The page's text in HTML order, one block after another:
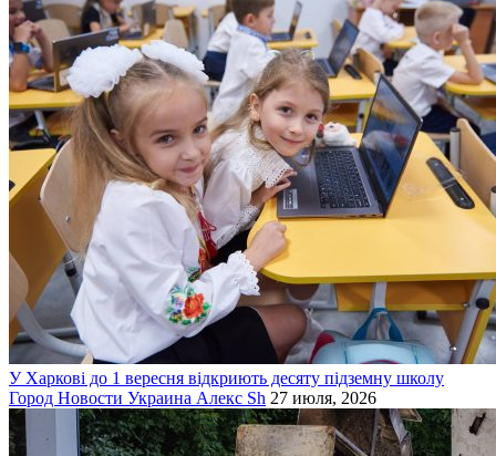
У Харкові до 1 вересня відкриють десяту підземну школу
Город Новости Украина Алекс Sh 27 июля, 2026